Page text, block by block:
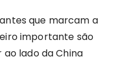
que marcam a
importante são
lado da China